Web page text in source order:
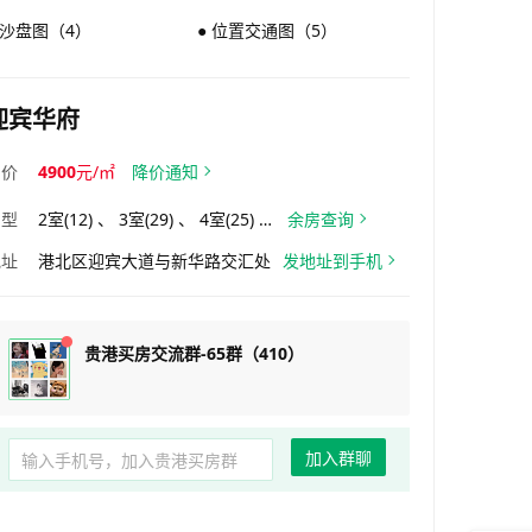
盘图（4） ● 位置交通图（5）
宾华府
4900元/㎡ 降价通知
2室(12) 、 3室(29) 、 4室(25) 、 5室(7)
余房查询
港北区迎宾大道与新华路交汇处 发地址到手机
贵港买房交流群-65群（410）
加入群聊